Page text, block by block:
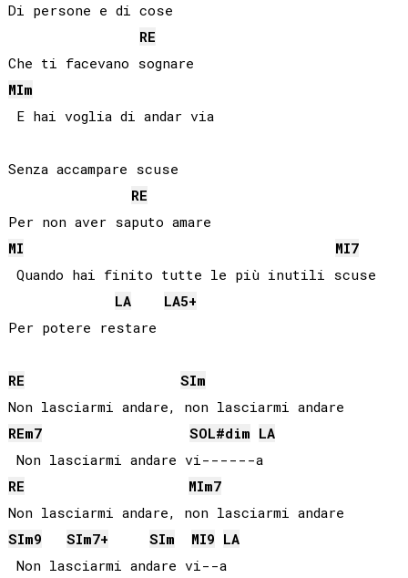
Di persone e di cose
RE
MIm
E hai voglia di andar via
Senza accampare scuse
RE
MI
MI7
Quando hai finito tutte le più inutili scuse
LA
LA5+
Per potere restare
RE SIm
REm7 SOL#dim LA
Non lasciarmi andare vi------a
RE
MIm7
SIm9 SIm7+ SIm MI9 LA
Non lasciarmi andare vi--a